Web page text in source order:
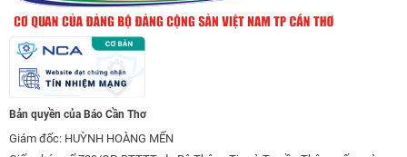
Bản quyền của Báo Cần Thơ
Giám đốc: HUỲNH HOÀNG MẾN